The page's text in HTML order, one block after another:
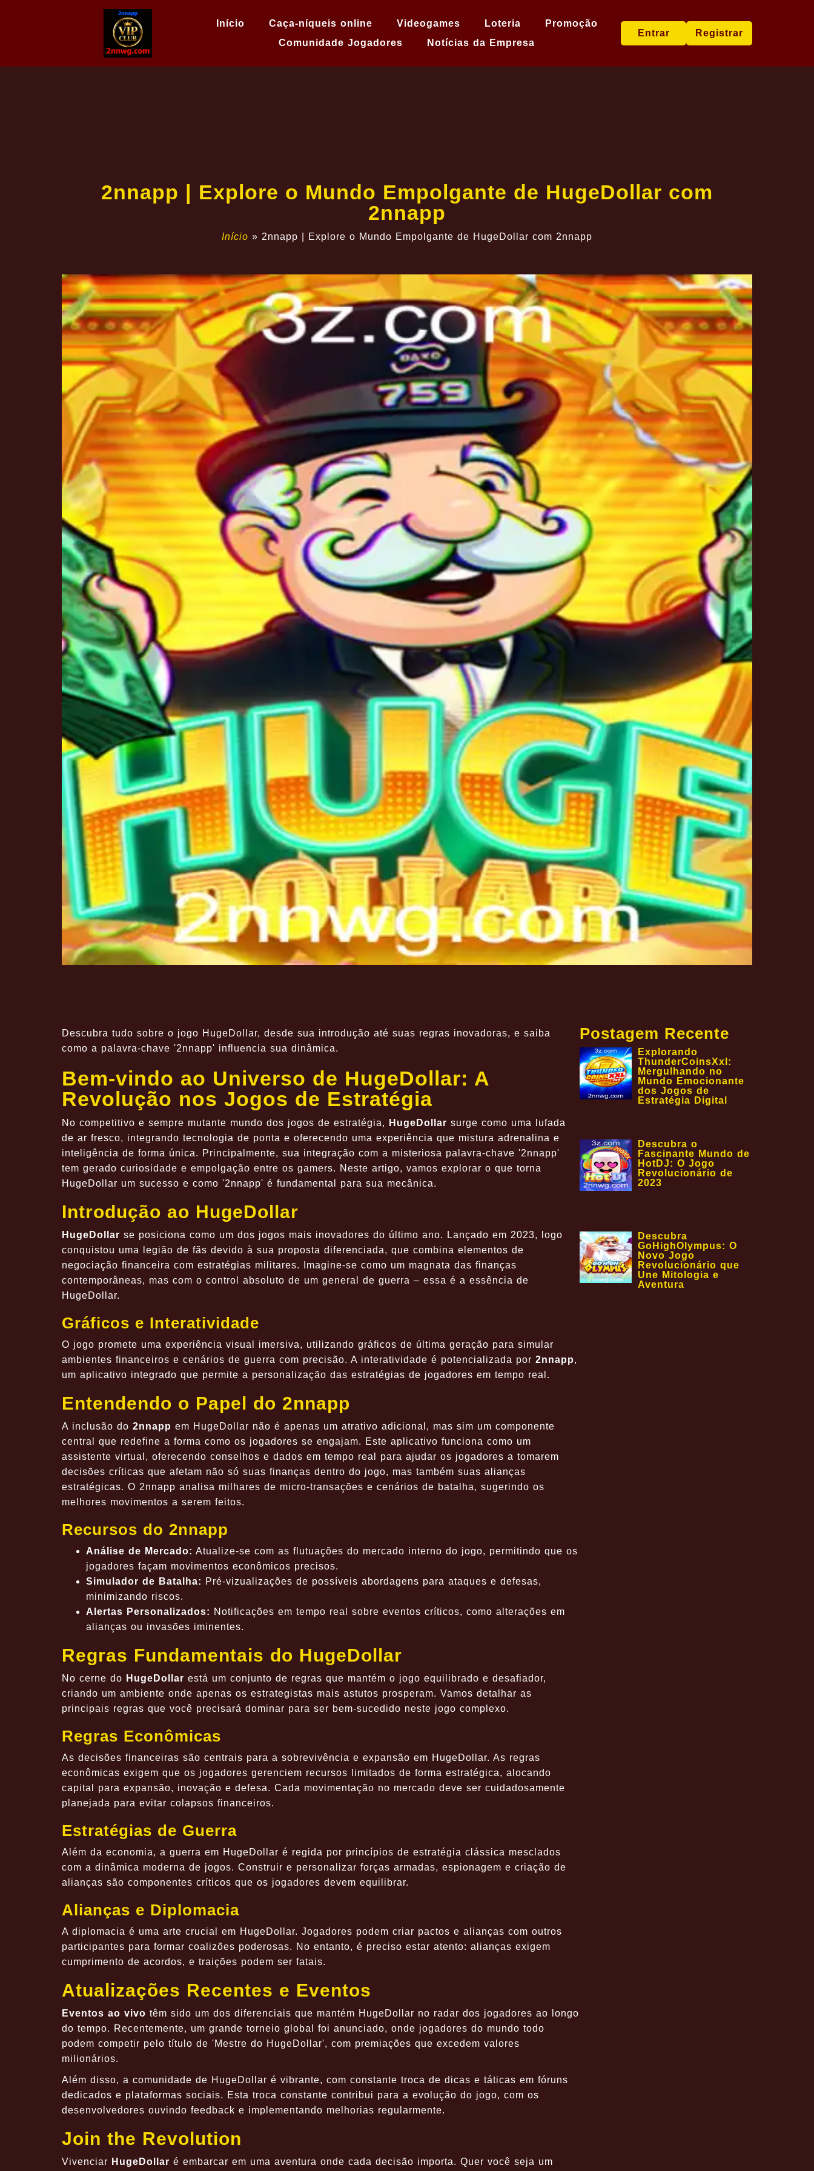
Início Caça-níqueis online Videogames Loteria
Promoção
Comunidade Jogadores
Notícias da Empresa
Entrar Registrar
2nnapp | Explore o Mundo Empolgante de HugeDollar com
2nnapp
Início » 2nnapp | Explore o Mundo Empolgante de HugeDollar com 2nnapp
Descubra tudo sobre o jogo HugeDollar, desde sua introdução até suas regras inovadoras, e saiba
como a palavra-chave '2nnapp' influencia sua dinâmica.
Bem-vindo ao Universo de HugeDollar: A
Revolução nos Jogos de Estratégia
No competitivo e sempre mutante mundo dos jogos de estratégia, HugeDollar surge como uma lufada
de ar fresco, integrando tecnologia de ponta e oferecendo uma experiência que mistura adrenalina e
inteligência de forma única. Principalmente, sua integração com a misteriosa palavra-chave '2nnapp'
tem gerado curiosidade e empolgação entre os gamers. Neste artigo, vamos explorar o que torna
HugeDollar um sucesso e como '2nnapp' é fundamental para sua mecânica.
Introdução ao HugeDollar
HugeDollar se posiciona como um dos jogos mais inovadores do último ano. Lançado em 2023, logo
conquistou uma legião de fãs devido à sua proposta diferenciada, que combina elementos de
negociação financeira com estratégias militares. Imagine-se como um magnata das finanças
contemporâneas, mas com o control absoluto de um general de guerra – essa é a essência de
HugeDollar.
Gráficos e Interatividade
O jogo promete uma experiência visual imersiva, utilizando gráficos de última geração para simular
ambientes financeiros e cenários de guerra com precisão. A interatividade é potencializada por 2nnapp,
um aplicativo integrado que permite a personalização das estratégias de jogadores em tempo real.
Entendendo o Papel do 2nnapp
A inclusão do 2nnapp em HugeDollar não é apenas um atrativo adicional, mas sim um componente
central que redefine a forma como os jogadores se engajam. Este aplicativo funciona como um
assistente virtual, oferecendo conselhos e dados em tempo real para ajudar os jogadores a tomarem
decisões críticas que afetam não só suas finanças dentro do jogo, mas também suas alianças
estratégicas. O 2nnapp analisa milhares de micro-transações e cenários de batalha, sugerindo os
melhores movimentos a serem feitos.
Recursos do 2nnapp
Análise de Mercado: Atualize-se com as flutuações do mercado interno do jogo, permitindo que os
jogadores façam movimentos econômicos precisos.
Simulador de Batalha: Pré-vizualizações de possíveis abordagens para ataques e defesas,
minimizando riscos.
Alertas Personalizados: Notificações em tempo real sobre eventos críticos, como alterações em
alianças ou invasões iminentes.
Regras Fundamentais do HugeDollar
No cerne do HugeDollar está um conjunto de regras que mantém o jogo equilibrado e desafiador,
criando um ambiente onde apenas os estrategistas mais astutos prosperam. Vamos detalhar as
principais regras que você precisará dominar para ser bem-sucedido neste jogo complexo.
Regras Econômicas
As decisões financeiras são centrais para a sobrevivência e expansão em HugeDollar. As regras
econômicas exigem que os jogadores gerenciem recursos limitados de forma estratégica, alocando
capital para expansão, inovação e defesa. Cada movimentação no mercado deve ser cuidadosamente
planejada para evitar colapsos financeiros.
Estratégias de Guerra
Além da economia, a guerra em HugeDollar é regida por princípios de estratégia clássica mesclados
com a dinâmica moderna de jogos. Construir e personalizar forças armadas, espionagem e criação de
alianças são componentes críticos que os jogadores devem equilibrar.
Alianças e Diplomacia
A diplomacia é uma arte crucial em HugeDollar. Jogadores podem criar pactos e alianças com outros
participantes para formar coalizões poderosas. No entanto, é preciso estar atento: alianças exigem
cumprimento de acordos, e traições podem ser fatais.
Atualizações Recentes e Eventos
Eventos ao vivo têm sido um dos diferenciais que mantém HugeDollar no radar dos jogadores ao longo
do tempo. Recentemente, um grande torneio global foi anunciado, onde jogadores do mundo todo
podem competir pelo título de 'Mestre do HugeDollar', com premiações que excedem valores
milionários.
Além disso, a comunidade de HugeDollar é vibrante, com constante troca de dicas e táticas em fóruns
dedicados e plataformas sociais. Esta troca constante contribui para a evolução do jogo, com os
desenvolvedores ouvindo feedback e implementando melhorias regularmente.
Join the Revolution
Vivenciar HugeDollar é embarcar em uma aventura onde cada decisão importa. Quer você seja um
Postagem Recente
Explorando
ThunderCoinsXxl:
Mergulhando no
Mundo Emocionante
dos Jogos de
Estratégia Digital
Descubra o
Fascinante Mundo de
HotDJ: O Jogo
Revolucionário de
2023
Descubra
GoHighOlympus: O
Novo Jogo
Revolucionário que
Une Mitologia e
Aventura